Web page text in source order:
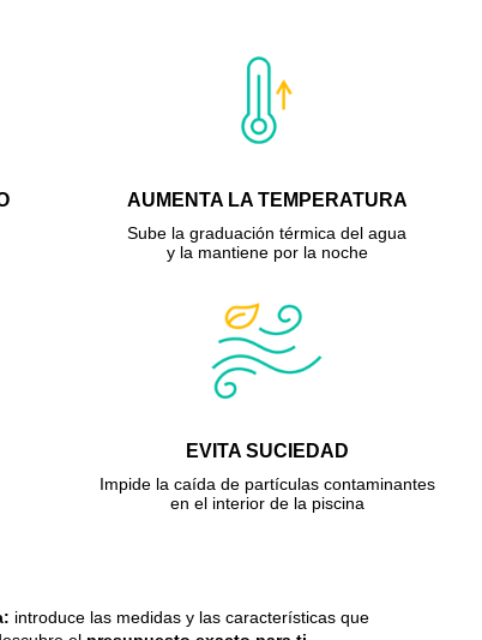
AUMENTA LA TEMPERATURA
Sube la graduación térmica del agua
y la mantiene por la noche
EVITA SUCIEDAD
Impide la caída de partículas contaminantes
en el interior de la piscina
introduce las medidas y las características que